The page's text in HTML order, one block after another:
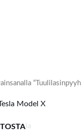
Model X